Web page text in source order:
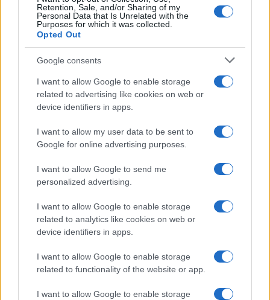
Retention, Sale, and/or Sharing of my
Personal Data that Is Unrelated with the
Purposes for which it was collected.
Opted Out
Google consents
I want to allow Google to enable storage
related to advertising like cookies on web or
device identifiers in apps.
I want to allow my user data to be sent to
Google for online advertising purposes.
I want to allow Google to send me
personalized advertising.
I want to allow Google to enable storage
related to analytics like cookies on web or
device identifiers in apps.
I want to allow Google to enable storage
related to functionality of the website or app.
I want to allow Google to enable storage
ARTICOLI CORRELATI
Incendio a Roma: fiamme e intossicazioni tra caos e
incertezze sulla sicurezza
Vittorio Brumotti aggredito a Roma. E Chef Rubio lo